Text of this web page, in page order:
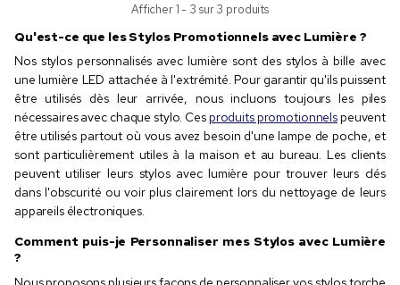
Afficher 1 - 3 sur 3 produits
Qu'est-ce que les Stylos Promotionnels avec Lumière ?
Nos stylos personnalisés avec lumière sont des stylos à bille avec
une lumière LED attachée à l'extrémité. Pour garantir qu'ils puissent
être utilisés dès leur arrivée, nous incluons toujours les piles
nécessaires avec chaque stylo. Cesproduits promotionnelspeuvent
être utilisés partout où vous avez besoin d'une lampe de poche, et
sont particulièrement utiles à la maison et au bureau. Les clients
peuvent utiliser leurs stylos avec lumière pour trouver leurs clés
dans l'obscurité ou voir plus clairement lors du nettoyage de leurs
appareils électroniques.
Comment puis-je Personnaliser mes Stylos avec Lumière
?